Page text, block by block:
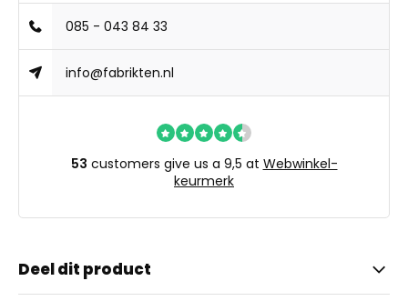
085 - 043 84 33
info@fabrikten.nl
53 customers give us a 9,5 at Webwinkel-
keurmerk
Deel dit product